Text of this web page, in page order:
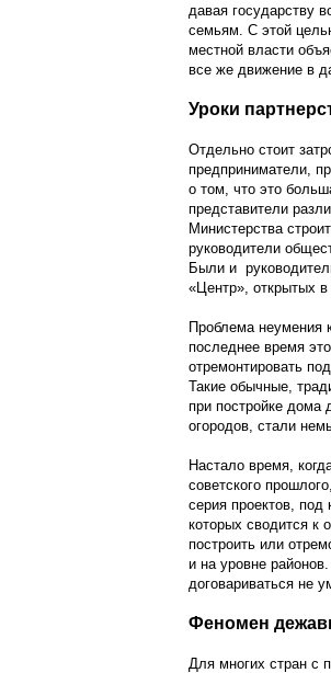
давая государству
семьям. С этой
местной власти
все же движение в
Уроки
Отдельно стоит
предприниматели,
о том, что это
представители
Министерства
руководители
Были и
«Центр», открытых
Проблема неумения
последнее время
отремонтировать
Такие обычные,
при постройке дома
огородов, стали
Настало время,
советского
серия проектов,
которых сводится к
построить или
и на уровне
договариваться не
Феномен
Для многих стран с